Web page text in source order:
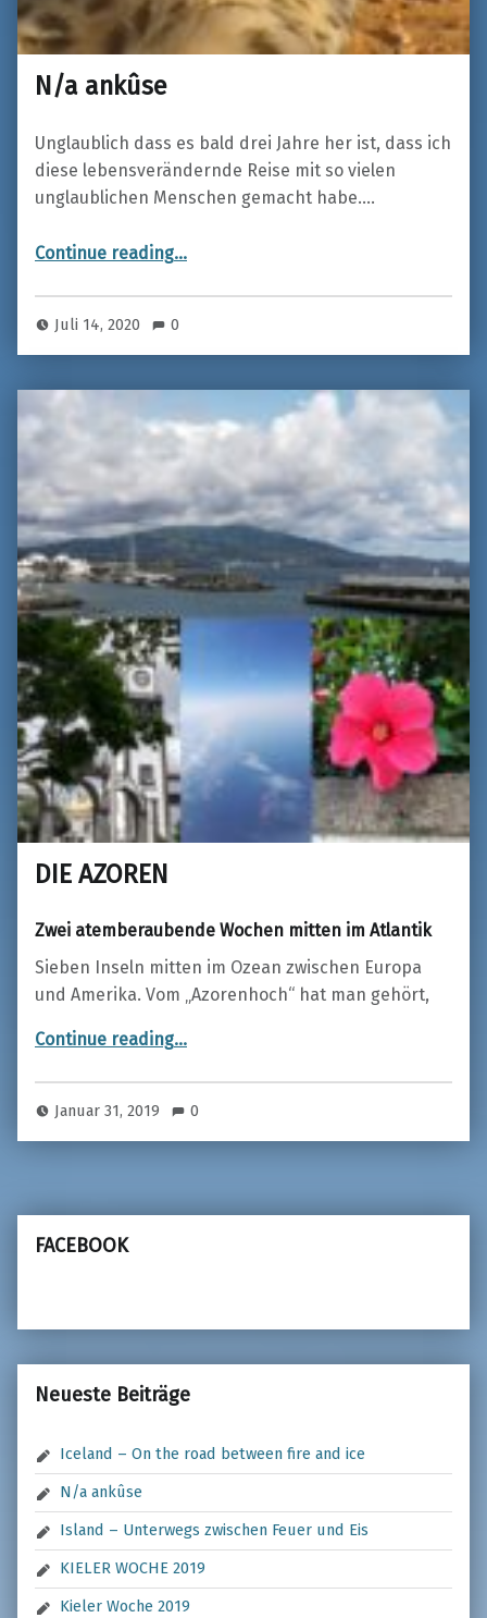
N/a ankûse
Unglaublich dass es bald drei Jahre her ist, dass ich
diese lebensverändernde Reise mit so vielen
unglaublichen Menschen gemacht habe.…
Continue reading…
Juli 14, 2020 0
DIE AZOREN
Zwei atemberaubende Wochen mitten im Atlantik
Sieben Inseln mitten im Ozean zwischen Europa
und Amerika. Vom „Azorenhoch“ hat man gehört,
Continue reading…
Januar 31, 2019 0
FACEBOOK
Neueste Beiträge
Iceland – On the road between fire and ice
N/a ankûse
Island – Unterwegs zwischen Feuer und Eis
KIELER WOCHE 2019
Kieler Woche 2019